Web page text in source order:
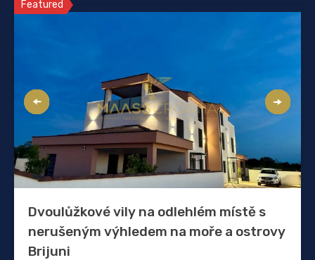
Featured
Dvoulůžkové vily na odlehlém místě s
nerušeným výhledem na moře a ostrovy
Brijuni